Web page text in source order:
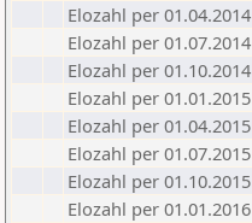
Elozahl per 01.04.2014
Elozahl per 01.07.2014
Elozahl per 01.10.2014
Elozahl per 01.01.2015
Elozahl per 01.04.2015
Elozahl per 01.07.2015
Elozahl per 01.10.2015
Elozahl per 01.01.2016